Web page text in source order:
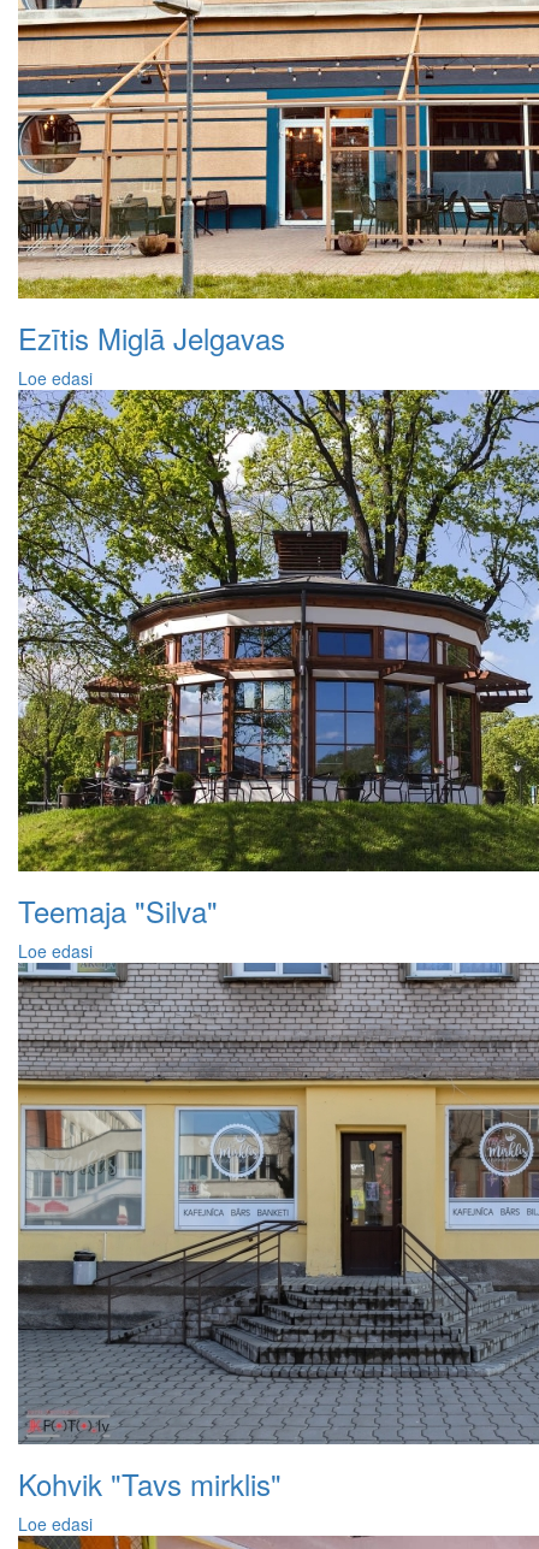
Ezītis Miglā Jelgavas
Loe edasi
Teemaja "Silva"
Loe edasi
Kohvik "Tavs mirklis"
Loe edasi